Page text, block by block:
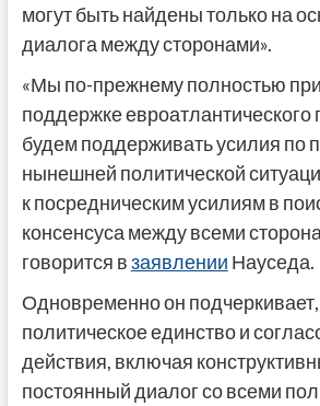
могут быть найдены только на
диалога между сторонами».
«Мы по-прежнему полностью
поддержке евроатлантического
будем поддерживать усилия по
нынешней политической
к посредническим усилиям в
консенсуса между всеми
говорится взаявлении Науседа.
Одновременно он
политическое единство и
действия, включая
постоянный диалог со всеми